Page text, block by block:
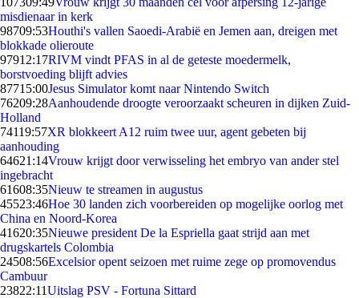
misdienaar in kerk
98709:53Houthi's vallen Saoedi-Arabië en Jemen aan, dreigen met
blokkade olieroute
97912:17RIVM vindt PFAS in al de geteste moedermelk,
borstvoeding blijft advies
87715:00Jesus Simulator komt naar Nintendo Switch
76209:28Aanhoudende droogte veroorzaakt scheuren in dijken Zuid-
Holland
74119:57XR blokkeert A12 ruim twee uur, agent gebeten bij
aanhouding
64621:14Vrouw krijgt door verwisseling het embryo van ander stel
ingebracht
61608:35Nieuw te streamen in augustus
45523:46Hoe 30 landen zich voorbereiden op mogelijke oorlog met
China en Noord-Korea
41620:35Nieuwe president De la Espriella gaat strijd aan met
drugskartels Colombia
24508:56Excelsior opent seizoen met ruime zege op promovendus
Cambuur
23822:11Uitslag PSV - Fortuna Sittard